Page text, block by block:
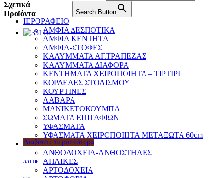
Search Button
ΙΕΡΟΡΑΦΕΙΟ
ΑΜΦΙΑ ΔΕΣΠΟΤΙΚΑ
ΑΜΦΙΑ ΚΕΝΤΗΤΑ
ΑΜΦΙΑ-ΣΤΟΦΕΣ
ΚΑΛΥΜΜΑΤΑ ΑΓ.ΤΡΑΠΕΖΑΣ
ΚΑΛΥΜΜΑΤΑ ΔΙΑΦΟΡΑ
ΚΕΝΤΗΜΑΤΑ ΧΕΙΡΟΠΟΙΗΤΑ – ΤΙΡΤΙΡΙ
ΚΟΡΔΕΛΕΣ ΣΤΟΛΙΣΜΟΥ
ΚΟΥΡΤΙΝΕΣ
ΛΑΒΑΡΑ
ΜΑΝΙΚΕΤΟΚΟΥΜΠΑ
ΣΩΜΑΤΑ ΕΠΙΤΑΦΙΩΝ
ΥΦΑΣΜΑΤΑ
ΥΦΑΣΜΑΤΑ ΧΕΙΡΟΠΟΙΗΤΑ ΜΕΤΑΞΩΤΑ 60cm
ΑΝΑΛΟΓΙΑ
ΑΝΘΟΔΟΧΕΙΑ-ΑΝΘΟΣΤΗΛΕΣ
ΑΠΛΙΚΕΣ
ΑΡΤΟΔΟΧΕΙΑ
Σχετικά
Προϊόντα
Διαβάστε περισσότερα
33116